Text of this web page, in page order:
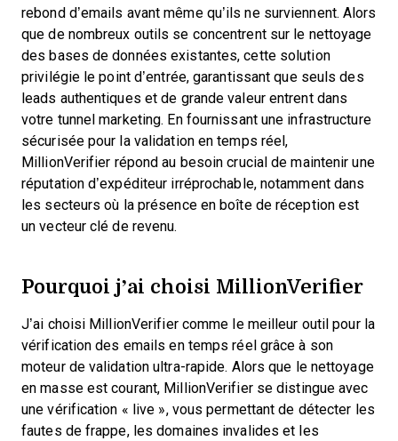
rebond d’emails avant même qu’ils ne surviennent. Alors
que de nombreux outils se concentrent sur le nettoyage
des bases de données existantes, cette solution
privilégie le point d’entrée, garantissant que seuls des
leads authentiques et de grande valeur entrent dans
votre tunnel marketing. En fournissant une infrastructure
sécurisée pour la validation en temps réel,
MillionVerifier répond au besoin crucial de maintenir une
réputation d’expéditeur irréprochable, notamment dans
les secteurs où la présence en boîte de réception est
un vecteur clé de revenu.
Pourquoi j’ai choisi MillionVerifier
J’ai choisi MillionVerifier comme le meilleur outil pour la
vérification des emails en temps réel grâce à son
moteur de validation ultra-rapide. Alors que le nettoyage
en masse est courant, MillionVerifier se distingue avec
une vérification « live », vous permettant de détecter les
fautes de frappe, les domaines invalides et les